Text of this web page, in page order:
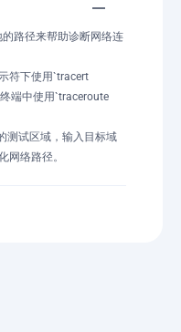
路径来帮助诊断网络连
符下使用`tracert
端中使用`traceroute
测试区域，输入目标域
网络路径。